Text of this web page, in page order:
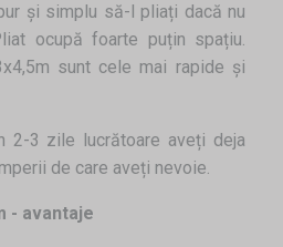
și simplu să-l pliați dacă nu
ocupă foarte puțin spațiu.
sunt cele mai rapide și
2-3 zile lucrătoare aveți deja
de care aveți nevoie.
- avantaje